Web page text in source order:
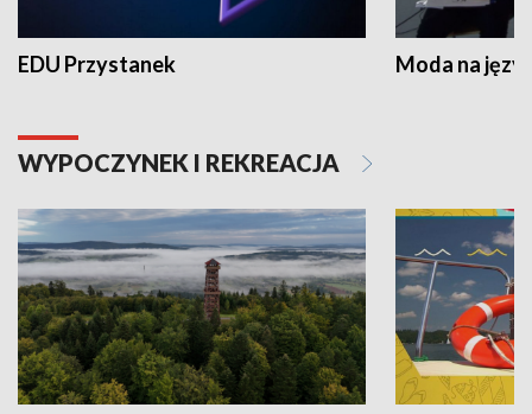
EDU Przystanek Moda na
WYPOCZYNEK I REKREACJA